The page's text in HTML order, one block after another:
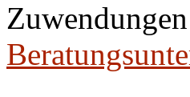
Zuwendungen